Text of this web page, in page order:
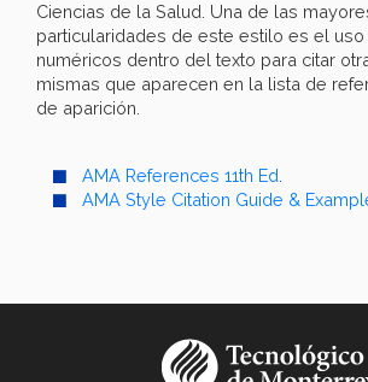
Ciencias de la Salud. Una de las
particularidades de este estilo es el
numéricos dentro del texto para citar
mismas que aparecen en la lista de
de aparición.
AMA References 11th Ed
AMA Style Citation Guide &